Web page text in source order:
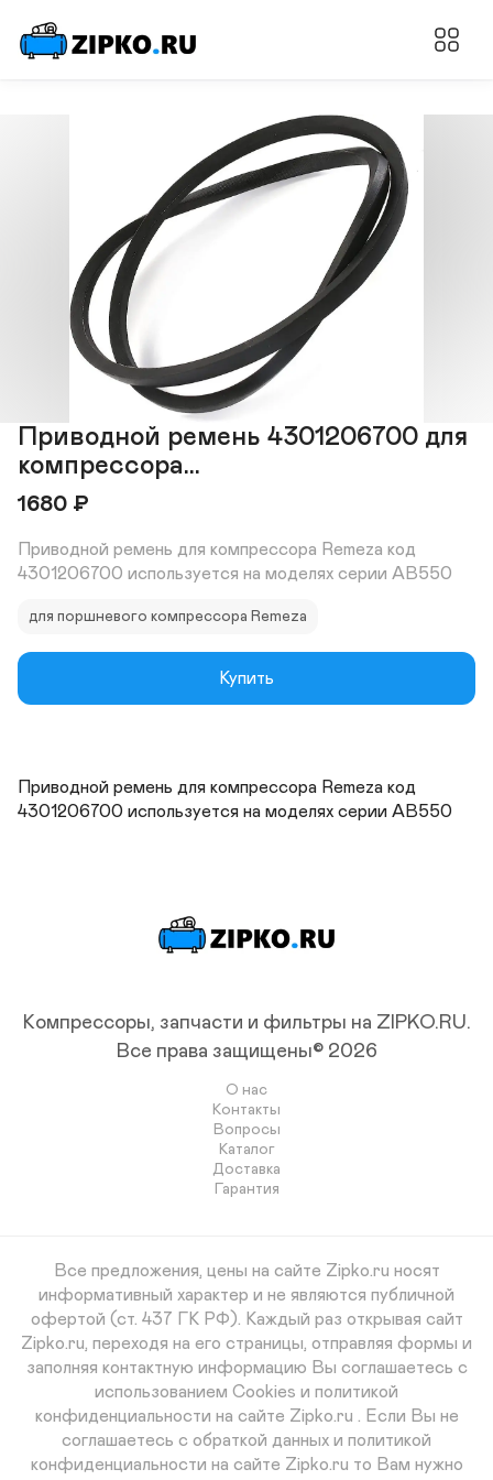
Приводной ремень 4301206700 для
компрессора...
1680 ₽
Приводной ремень для компрессора Remeza код
4301206700 используется на моделях серии AB550
для поршневого компрессора Remeza
Купить
Приводной ремень для компрессора Remeza код
4301206700 используется на моделях серии AB550
Компрессоры, запчасти и фильтры на ZIPKO.RU.
Все права защищены© 2026
О нас
Контакты
Вопросы
Каталог
Доставка
Гарантия
Все предложения, цены на сайте Zipko.ru носят
информативный характер и не являются публичной
офертой (ст. 437 ГК РФ). Каждый раз открывая сайт
Zipko.ru, переходя на его страницы, отправляя формы и
заполняя контактную информацию Вы соглашаетесь с
использованием Cookies и политикой
конфиденциальности на сайте Zipko.ru . Если Вы не
соглашаетесь с обраткой данных и политикой
конфиденциальности на сайте Zipko.ru то Вам нужно